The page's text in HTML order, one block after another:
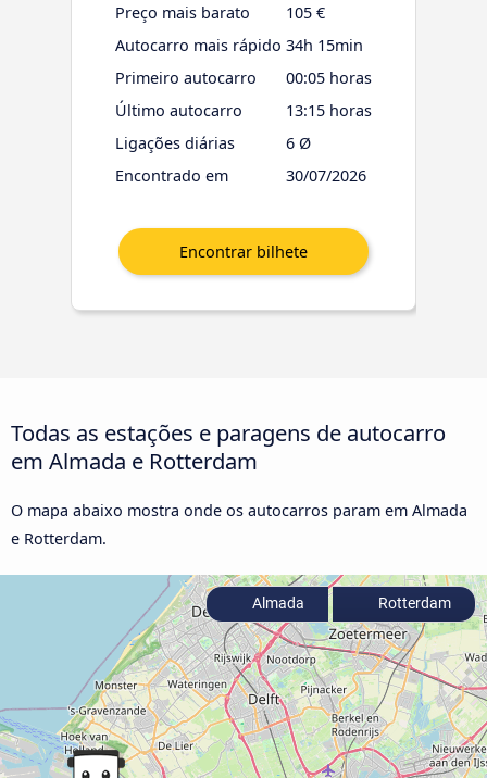
Preço mais barato
105 €
Autocarro mais rápido 34h 15min
Primeiro autocarro
00:05 horas
Último autocarro
13:15 horas
Ligações diárias
6 Ø
Encontrado em
30/07/2026
Todas as estações e paragens de autocarro
em Almada e Rotterdam
O mapa abaixo mostra onde os autocarros param em Almada
e Rotterdam.
Almada Rotterdam